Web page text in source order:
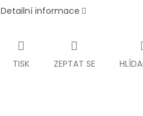
Detailní informace
TISK ZEPTAT SE